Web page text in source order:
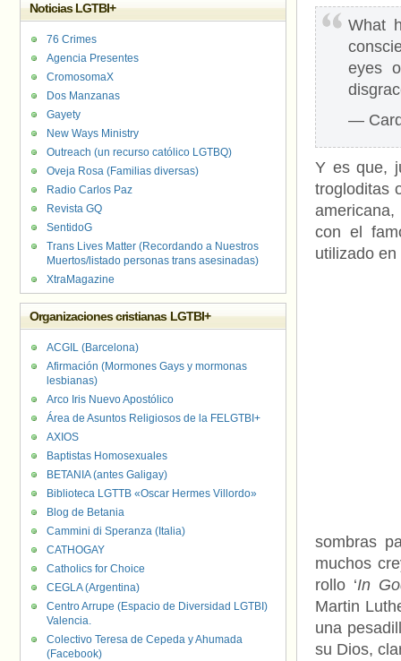
What
eyes
—
Y es que,
trogloditas
con el
utilizado
sombras
muchos
rollo ‘In
Martin
una
su Dios,
Noticias LGTBI+
76 Crimes
Agencia Presentes
CromosomaX
Dos Manzanas
Gayety
New Ways Ministry
Outreach (un recurso católico LGTBQ)
Oveja Rosa (Familias diversas)
Radio Carlos Paz
Revista GQ
SentidoG
Trans Lives Matter (Recordando a Nuestros
Muertos/listado personas trans asesinadas)
XtraMagazine
Organizaciones cristianas LGTBI+
ACGIL (Barcelona)
Afirmación (Mormones Gays y mormonas
lesbianas)
Arco Iris Nuevo Apostólico
Área de Asuntos Religiosos de la FELGTBI+
AXIOS
Baptistas Homosexuales
BETANIA (antes Galigay)
Biblioteca LGTTB «Oscar Hermes Villordo»
Blog de Betania
Cammini di Speranza (Italia)
CATHOGAY
Catholics for Choice
CEGLA (Argentina)
Centro Arrupe (Espacio de Diversidad LGTBI)
Valencia.
Colectivo Teresa de Cepeda y Ahumada
(Facebook)